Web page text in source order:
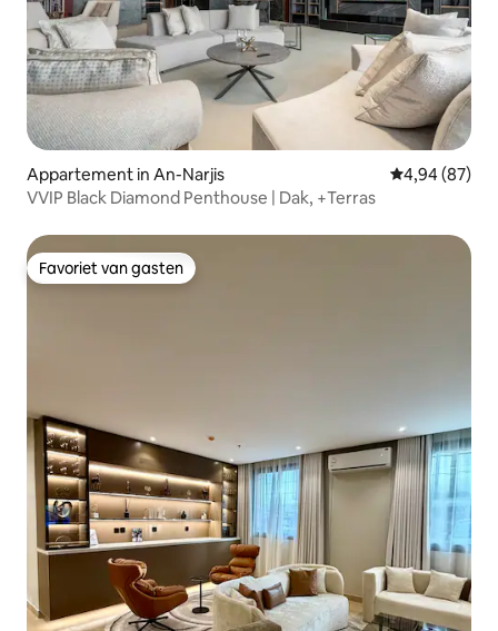
Appartement in An-Narjis Gemiddelde
4,94 (87)
VVIP Black Diamond Penthouse | Dak, +Terras
Favoriet van gasten
Favoriet van gasten